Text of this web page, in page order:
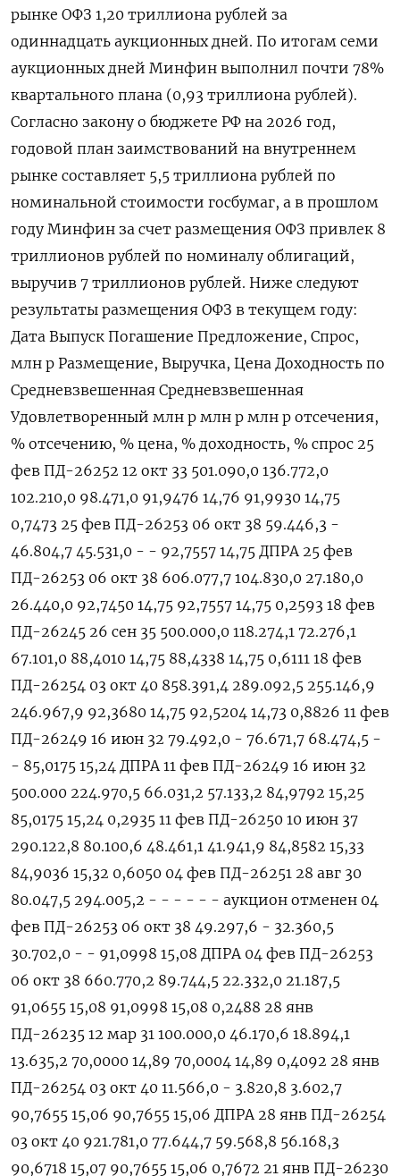
‌рынке ОФЗ 1,20 триллиона рублей за
одиннадцать аукционных дней. По итогам семи ​
аукционных дней Минфин выполнил почти 78%
квартального плана (0,93 триллиона рублей).
Согласно закону о бюджете РФ на 2026 год,
годовой план заимствований на внутреннем
рынке составляет 5,5 триллиона рублей по
номинальной стоимости госбумаг, а в прошлом
году Минфин за счет размещения ОФЗ привлек 8
триллионов рублей по номиналу облигаций,
выручив 7 триллионов рублей. Ниже следуют
результаты размещения ОФЗ в текущем году:
Дата Выпуск Погашение Предложение, Спрос, ​
млн р Размещение, Выручка, Цена Доходность по
Средневзвешенная Средневзвешенная
Удовлетворенный млн р млн ⁠р млн р отсечения,
% отсечению, % цена, % доходность, % спрос 25
фев ПД-26252 12 окт 33 501.090,0 136.772,0
102.210,0 98.471,0 91,9476 14,76 91,9930 14,75
0,7473 25 фев ПД-26253 06 окт 38 59.446,3 -
46.804,7 45.531,0 - - 92,7557 14,75 ДПРА 25 фев
ПД-26253 06 окт 38 606.077,7 104.830,0 27.180,0
26.440,0 92,7450 14,75 92,7557 14,75 0,2593 18 фев
ПД-26245 26 сен 35 500.000,0 118.274,1 72.276,1
67.101,0 88,4010 14,75 88,4338 14,75 0,6111 18 фев
ПД-26254 03 окт 40 858.391,4 289.092,5 255.146,9
246.967,9 92,3680 14,75 92,5204 14,73 0,8826 11 фев
ПД-26249 16 ‌июн 32 79.492,0 - 76.671,7 68.474,5 -
- 85,0175 15,24 ДПРА 11 фев ПД-26249 16 июн 32
500.000 224.970,5 66.031,2 57.133,2 84,9792 15,25
85,0175 15,24 0,2935 11 фев ПД-26250 10 июн 37
290.122,8 80.100,6 48.461,1 41.941,9 84,8582 15,33
84,9036 15,32 0,6050 04 фев ПД-26251 28 авг 30
80.047,5 294.005,2 - - - - - - аукцион отменен 04
‌фев ПД-26253 06 окт 38 49.297,6 - 32.360,5
30.702,0 - - 91,0998 15,08 ДПРА 04 фев ПД-26253
06 окт 38 660.770,2 89.744,5 22.332,0 21.187,5
91,0655 15,08 91,0998 15,08 0,2488 28 янв
ПД-26235 12 мар 31 100.000,0 46.170,6 18.894,1
13.635,2 70,0000 14,89 70,0004 14,89 0,4092 28 янв
ПД-26254 03 окт 40 11.566,0 - 3.820,8 3.602,7
90,7655 15,06 90,7655 15,06 ДПРА 28 янв ПД-26254
03 ​окт 40 921.781,0 77.644,7 59.568,8 56.168,3
90,6718 15,07 90,7655 15,06 0,7672 21 янв ПД-26230